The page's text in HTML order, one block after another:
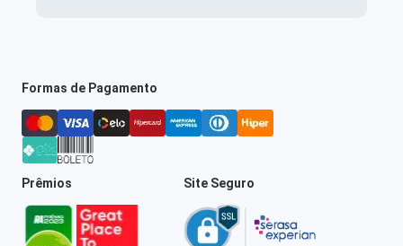
Formas de Pagamento
Prêmios Site Seguro